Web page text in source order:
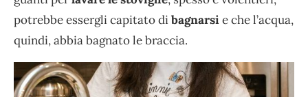
potrebbe essergli capitato dibagnarsie che l’acqua,
quindi, abbia bagnato le braccia.